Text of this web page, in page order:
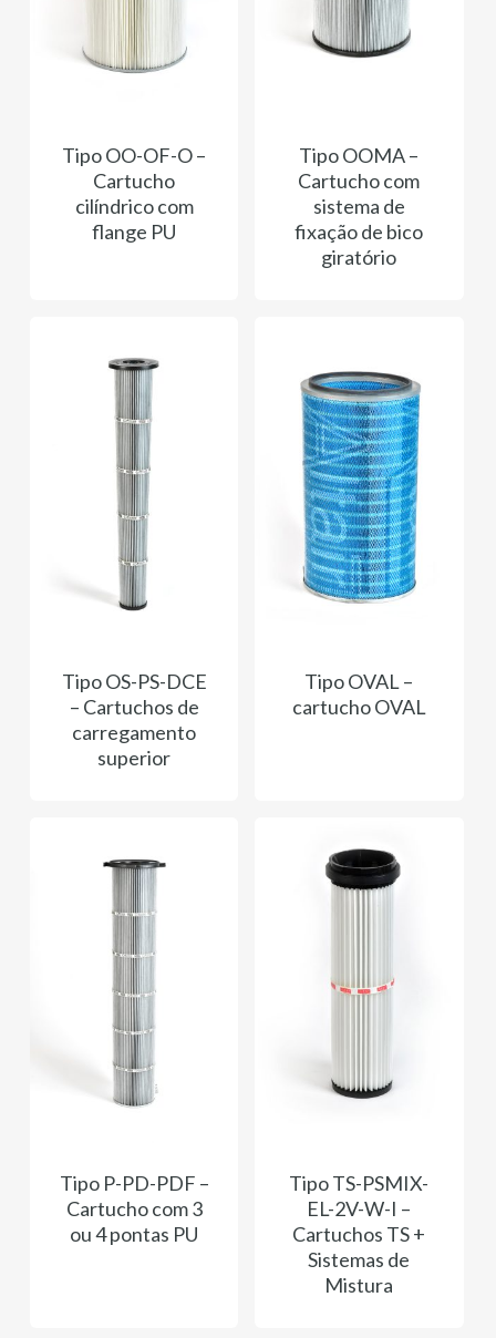
Tipo OO-OF-O –
Cartucho
cilíndrico com
flange PU
Tipo OOMA –
Cartucho com
sistema de
fixação de bico
giratório
Tipo OS-PS-DCE
– Cartuchos de
carregamento
superior
Tipo OVAL –
cartucho OVAL
Tipo P-PD-PDF –
Cartucho com 3
ou 4 pontas PU
Tipo TS-PSMIX-
EL-2V-W-I –
Cartuchos TS +
Sistemas de
Mistura